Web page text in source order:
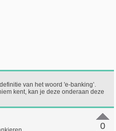
van het woord 'e-banking’.
kent, kan je deze onderaan deze
0